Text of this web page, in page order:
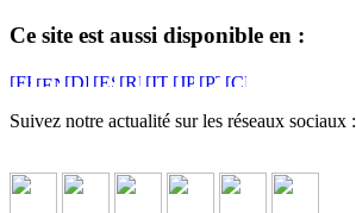
Ce site est aussi disponible en :
Suivez notre actualité sur les réseaux sociaux :